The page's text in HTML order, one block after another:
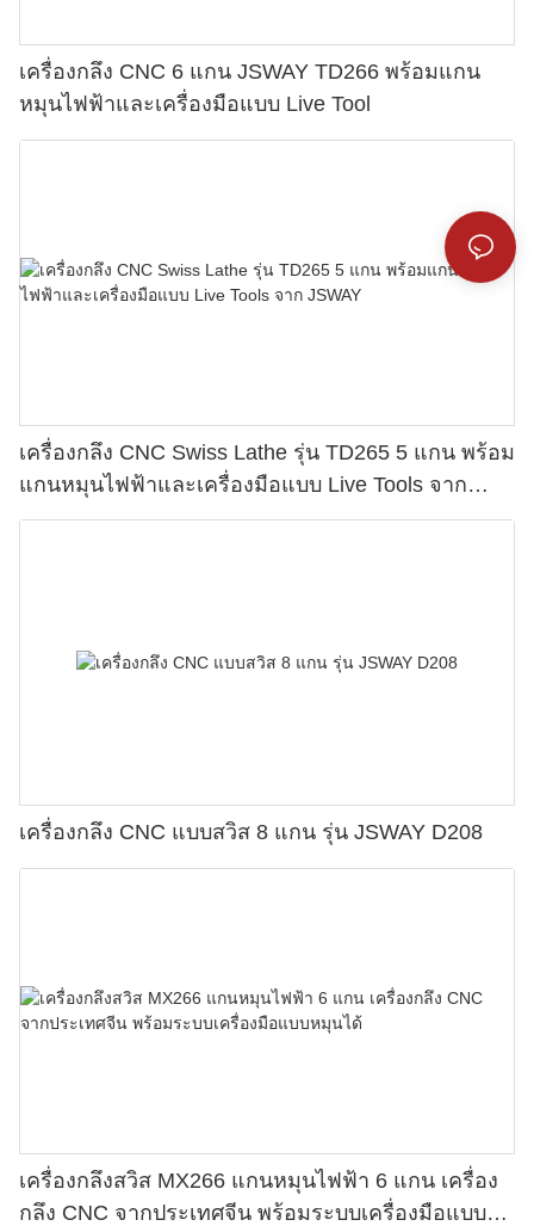
เครื่องกลึง CNC 6 แกน JSWAY TD266 พร้อมแกน
หมุนไฟฟ้าและเครื่องมือแบบ Live Tool
เครื่องกลึง CNC Swiss Lathe รุ่น TD265 5 แกน พร้อม
แกนหมุนไฟฟ้าและเครื่องมือแบบ Live Tools จาก
JSWAY
เครื่องกลึง CNC แบบสวิส 8 แกน รุ่น JSWAY D208
เครื่องกลึงสวิส MX266 แกนหมุนไฟฟ้า 6 แกน เครื่อง
กลึง CNC จากประเทศจีน พร้อมระบบเครื่องมือแบบ